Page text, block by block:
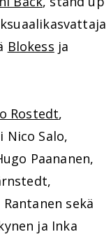
Blokess ja
Rostedt,
Nico Salo,
Paananen,
sekä
ja Inka